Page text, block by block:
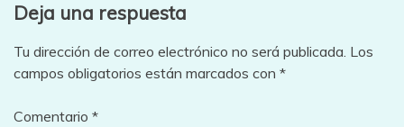
Deja una respuesta
Tu dirección de correo electrónico no será publicada. Los
campos obligatorios están marcados con *
Comentario *